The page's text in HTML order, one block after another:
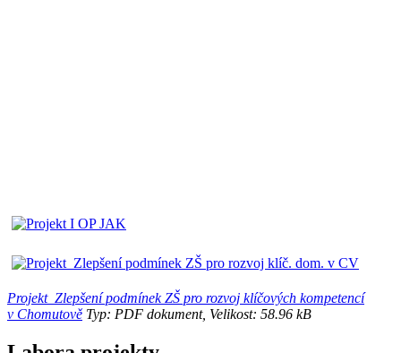
Projekt_Zlepšení podmínek ZŠ pro rozvoj klíčových kompetencí
v Chomutově Typ: PDF dokument, Velikost: 58.96 kB